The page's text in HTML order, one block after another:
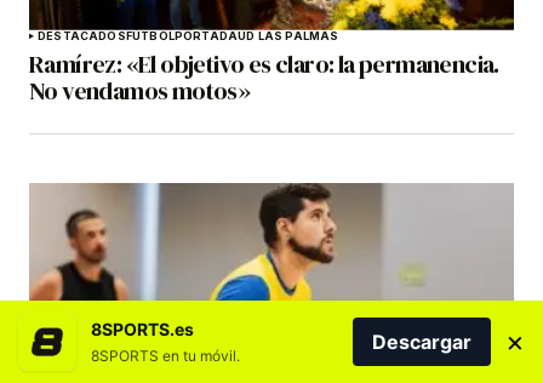
DESTACADOSFÚTBOLPORTADAUD LAS PALMAS
Ramírez: «El objetivo es claro: la permanencia.
No vendamos motos»
8SPORTS.es
8SPORTS en tu móvil.
Descargar ×